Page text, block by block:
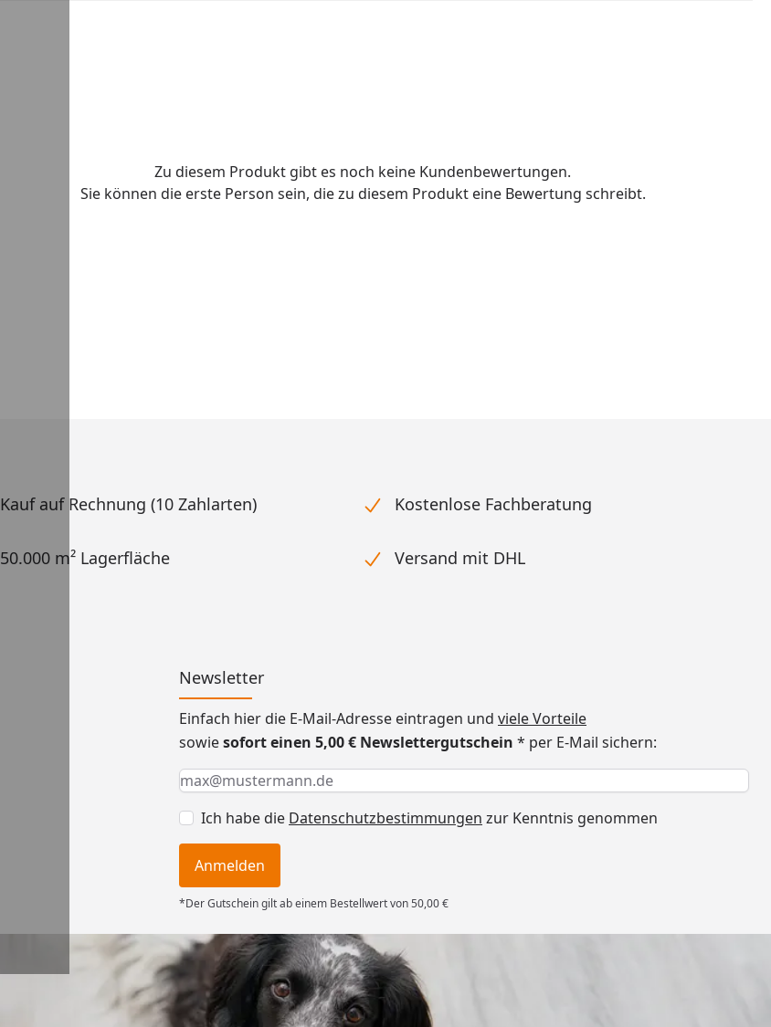
Zu diesem Produkt gibt es noch keine Kundenbewertungen.
Sie können die erste Person sein, die zu diesem Produkt eine Bewertung schreibt.
Kauf auf Rechnung (10 Zahlarten) Kostenlose Fachberatung
50.000 m² Lagerfläche Versand mit DHL
Newsletter
Einfach hier die E-Mail-Adresse eintragen und viele Vorteile
sowiesofort einen 5,00 € Newslettergutschein * per E-Mail sichern:
Keine Eingabe erforderlich
Eingabe erforderlich
E-Mail *
Ich habe die Datenschutzbestimmungen zur Kenntnis genommen
Anmelden
*Der Gutschein gilt ab einem Bestellwert von 50,00 €
Versand